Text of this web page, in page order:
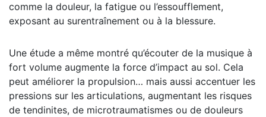
comme la douleur, la fatigue ou l’essoufflement,
exposant au surentraînement ou à la blessure.
Une étude a même montré qu’écouter de la musique à
fort volume augmente la force d’impact au sol. Cela
peut améliorer la propulsion… mais aussi accentuer les
pressions sur les articulations, augmentant les risques
de tendinites, de microtraumatismes ou de douleurs